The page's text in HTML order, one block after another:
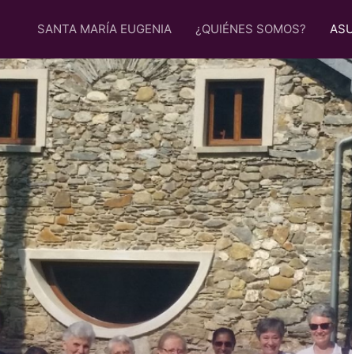
SANTA MARÍA EUGENIA ¿QUIÉNES SOMOS?